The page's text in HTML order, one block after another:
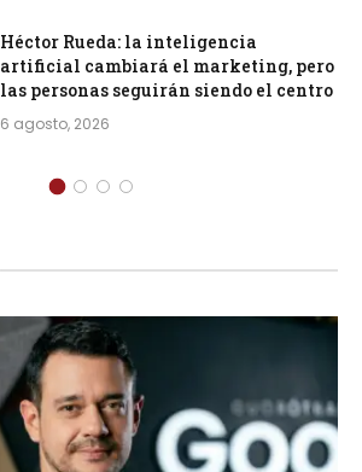
Héctor Rueda: la inteligencia
artificial cambiará el marketing, pero
las personas seguirán siendo el centro
6 agosto, 2026